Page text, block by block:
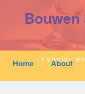
gaan
Bouwen
kennis-
Mobile
top
Home About
Main